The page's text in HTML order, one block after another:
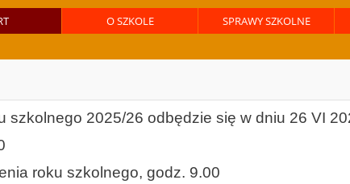
O SZKOLE SPRAWY SZKOLNE
szkolnego 2025/26 odbędzie się w dniu 26 VI
roku szkolnego, godz. 9.00